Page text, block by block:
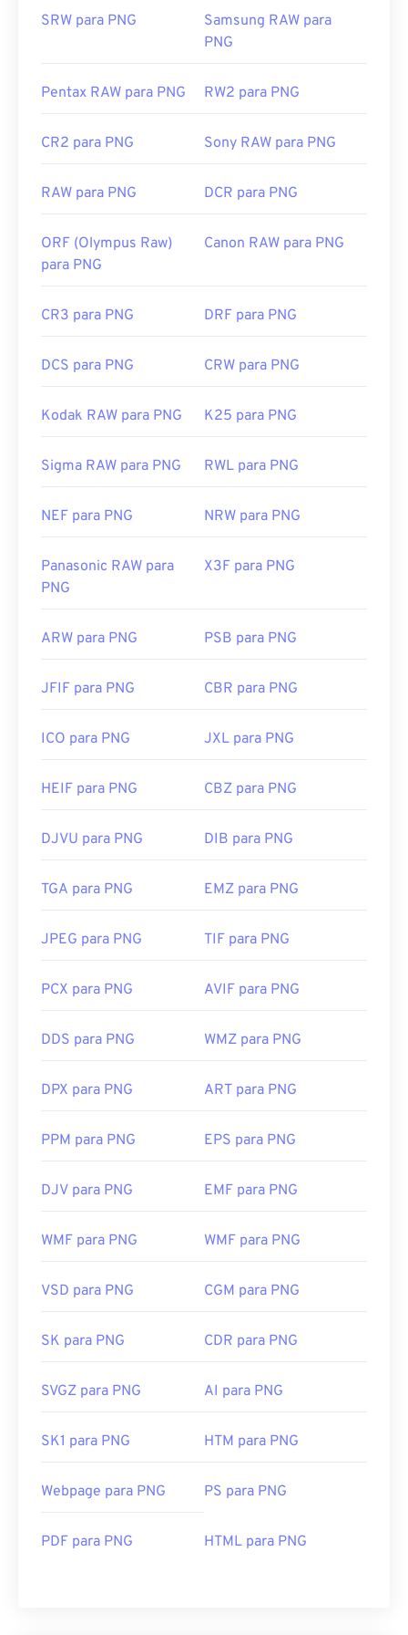
um fundo transparente.
Desenvolvido por: PNG Development Group
Links úteis:
Ferramentas PNG relacionadas:
Use nosso
SRW para PNG
Samsung RAW para
PNG
Pentax RAW para PNG RW2 para PNG
CR2 para PNG Sony RAW para PNG
RAW para PNG DCR para PNG
ORF (Olympus Raw)
para PNG
Canon RAW para PNG
CR3 para PNG DRF para PNG
DCS para PNG CRW para PNG
Kodak RAW para PNG K25 para PNG
Sigma RAW para PNG RWL para PNG
NEF para PNG NRW para PNG
Panasonic RAW para
PNG
X3F para PNG
ARW para PNG PSB para PNG
JFIF para PNG CBR para PNG
ICO para PNG JXL para PNG
HEIF para PNG CBZ para PNG
DJVU para PNG DIB para PNG
TGA para PNG EMZ para PNG
JPEG para PNG TIF para PNG
PCX para PNG AVIF para PNG
DDS para PNG WMZ para PNG
DPX para PNG ART para PNG
PPM para PNG EPS para PNG
DJV para PNG EMF para PNG
WMF para PNG WMF para PNG
VSD para PNG CGM para PNG
SK para PNG CDR para PNG
SVGZ para PNG AI para PNG
SK1 para PNG HTM para PNG
Webpage para PNG PS para PNG
PDF para PNG HTML para PNG